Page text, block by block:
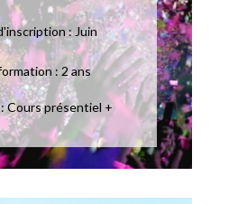
: Juin
: 2 ans
Cours présentiel +